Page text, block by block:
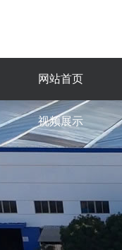
网站首页
视频展示